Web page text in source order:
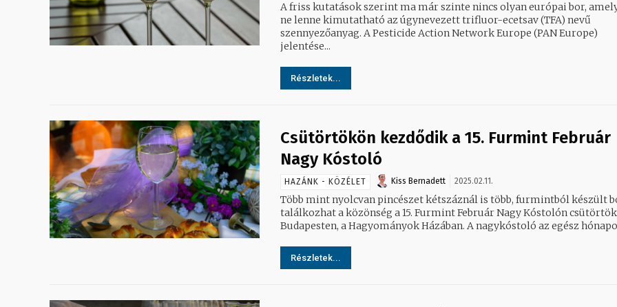
A friss kutatások szerint ma már szinte nincs olyan európai bor,
ne lenne kimutatható az úgynevezett trifluor-ecetsav (TFA) nevű
szennyezőanyag. A Pesticide Action Network Europe (PAN Europe)
jelentése...
Részletek...
Csütörtökön kezdődik a 15. Furmint Február
Nagy Kóstoló
HAZÁNK - KÖZÉLET Kiss Bernadett 2025.02.11.
Több mint nyolcvan pincészet kétszáznál is több, furmintból készült
találkozhat a közönség a 15. Furmint Február Nagy Kóstolón
Budapesten, a Hagyományok Házában. A nagykóstoló az egész
Részletek...